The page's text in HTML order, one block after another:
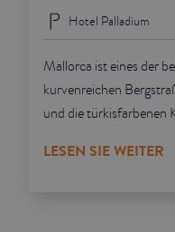
Hotel Palladium
Mallorca ist eines der
kurvenreichen
und die türkisfarbenen
LESEN SIE WEITER